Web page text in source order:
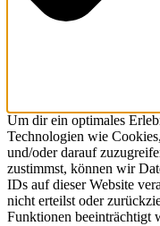
Um dir ein optimales
Technologien wie
und/oder darauf
zustimmst, können wir
IDs auf dieser Website
nicht erteilst oder
Funktionen beeinträchtigt